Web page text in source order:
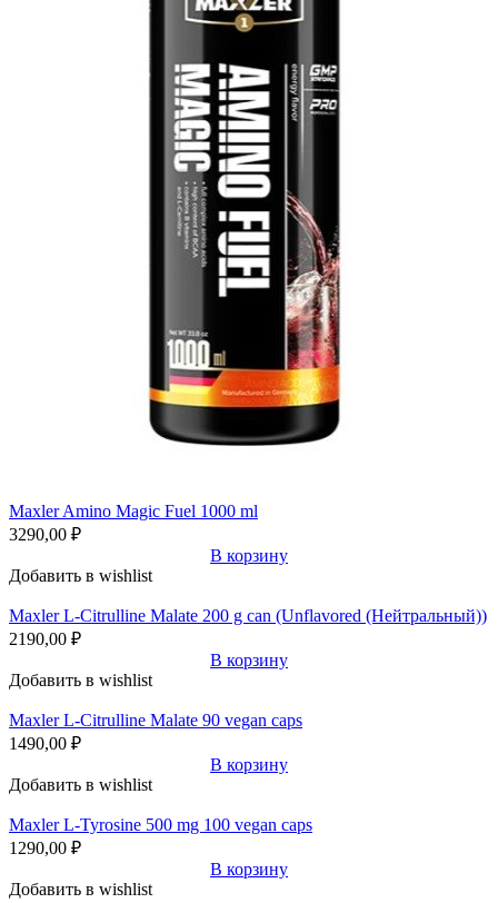
Maxler Amino Magic Fuel 1000 ml
3290,00 ₽
В корзину
Добавить в wishlist
Maxler L-Citrulline Malate 200 g can (Unflavored (Нейтральный))
2190,00 ₽
В корзину
Добавить в wishlist
Maxler L-Citrulline Malate 90 vegan caps
1490,00 ₽
В корзину
Добавить в wishlist
Maxler L-Tyrosine 500 mg 100 vegan caps
1290,00 ₽
В корзину
Добавить в wishlist